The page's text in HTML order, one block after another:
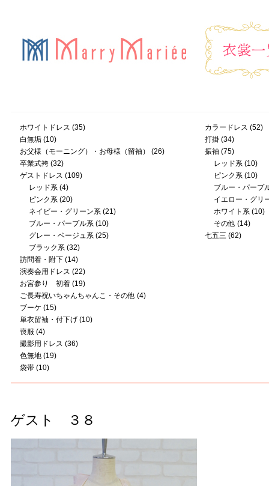
ホワイトドレス (35)
白無垢(10)
お父様（モーニング）・お母様（留袖）
(26)
卒業式袴(32)
ゲストドレス (109)
レッド系(4)
ピンク系(20)
ネイビー・グリーン系(21)
ブルー・パープル系(10)
グレー・ベージュ系(25)
ブラック系(32)
訪問着・附下(14)
演奏会用ドレス (22)
お宮参り 初着(19)
ご長寿祝いちゃんちゃんこ・その他 (4)
ブーケ (15)
単衣留袖・付下げ(10)
喪服 (4)
撮影用ドレス (36)
色無地(19)
袋帯(10)
カラードレス (52)
打掛(34)
振袖(75)
レッド系(10)
ピンク系(10)
ブルー・パープ
イエロー・グリ
ホワイト系(10)
その他 (14)
七五三 (62)
ゲスト ３８